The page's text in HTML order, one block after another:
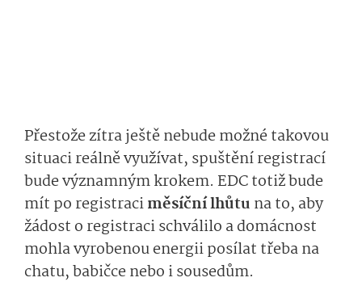
Přestože zítra ještě nebude možné takovou
situaci reálně využívat, spuštění registrací
bude významným krokem. EDC totiž bude
mít po registraciměsíční lhůtu na to, aby
žádost o registraci schválilo a domácnost
mohla vyrobenou energii posílat třeba na
chatu, babičce nebo i sousedům.